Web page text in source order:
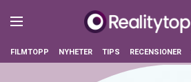
FILMTOPP NYHETER TIPS RECENSIONER